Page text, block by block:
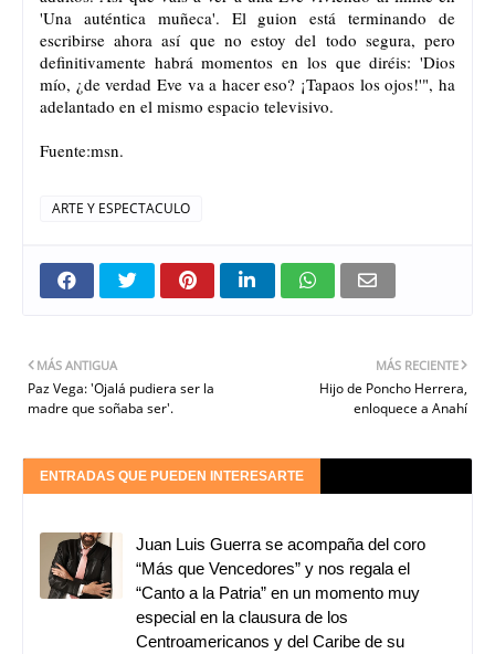
'Una auténtica muñeca'. El guion está terminando de
escribirse ahora así que no estoy del todo segura, pero
definitivamente habrá momentos en los que diréis: 'Dios
mío, ¿de verdad Eve va a hacer eso? ¡Tapaos los ojos!'", ha
adelantado en el mismo espacio televisivo.
Fuente:msn.
ARTE Y ESPECTACULO
MÁS RECIENTE
Hijo de Poncho Herrera,
enloquece a Anahí
MÁS ANTIGUA
Paz Vega: 'Ojalá pudiera ser la
madre que soñaba ser'.
ENTRADAS QUE PUEDEN INTERESARTE
Juan Luis Guerra se acompaña del coro
“Más que Vencedores” y nos regala el
“Canto a la Patria” en un momento muy
especial en la clausura de los
Centroamericanos y del Caribe de su